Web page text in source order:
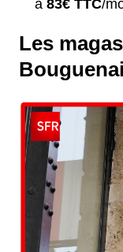
à 83€ TTC/
Les